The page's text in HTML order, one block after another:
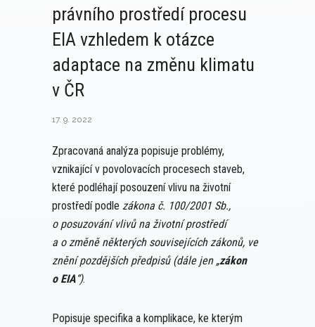
právního prostředí procesu
EIA vzhledem k otázce
adaptace na změnu klimatu
v ČR
17. 9. 2022
Zpracovaná analýza popisuje problémy,
vznikající v povolovacích procesech staveb,
které podléhají posouzení vlivu na životní
prostředí podle zákona č. 100/2001 Sb.,
o posuzování vlivů na životní prostředí
a o změně některých souvisejících zákonů, ve
znění pozdějších předpisů (dále jen „zákon
o EIA“).
Popisuje specifika a komplikace, ke kterým